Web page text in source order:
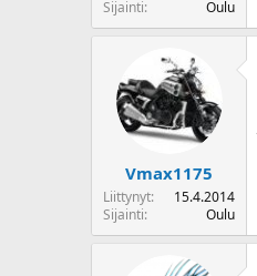
Sijainti
Oulu
Vmax1175
Liittynyt
15.4.2014
Sijainti
Oulu